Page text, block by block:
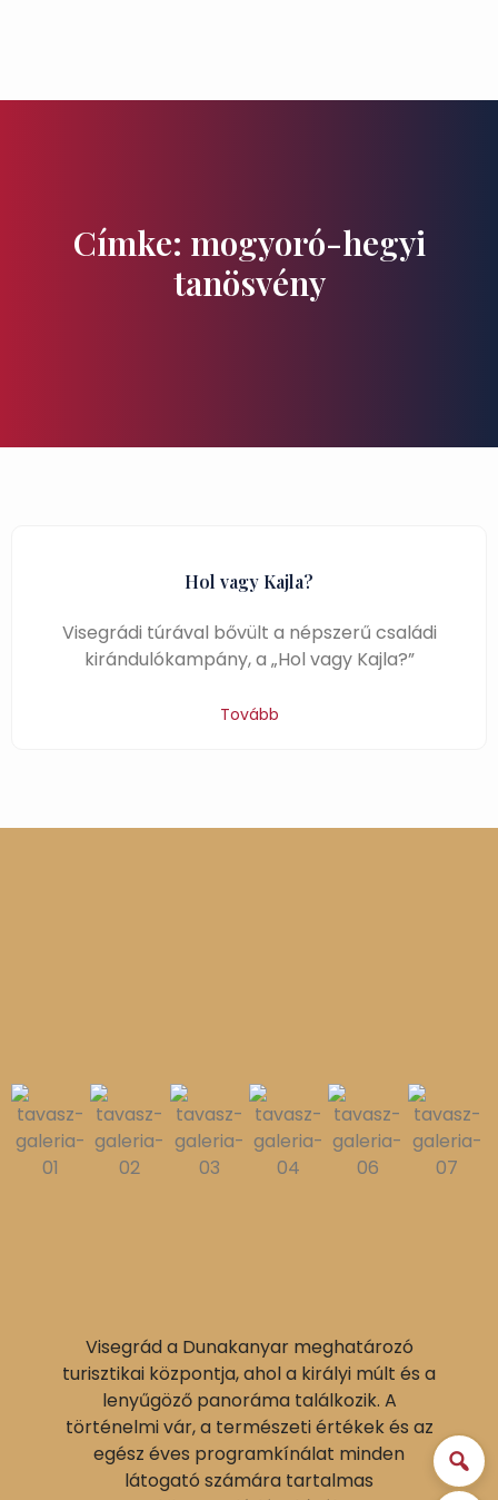
Címke: mogyoró-hegyi
tanösvény
Hol vagy Kajla?
Visegrádi túrával bővült a népszerű családi
kirándulókampány, a „Hol vagy Kajla?”
Tovább
Visegrád a Dunakanyar meghatározó
turisztikai központja, ahol a királyi múlt és a
lenyűgöző panoráma találkozik. A
történelmi vár, a természeti értékek és az
egész éves programkínálat minden
látogató számára tartalmas